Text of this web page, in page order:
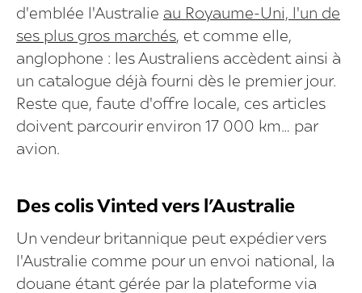
d'emblée l'Australie au Royaume-Uni, l'un de
ses plus gros marchés, et comme elle,
anglophone : les Australiens accèdent ainsi à
un catalogue déjà fourni dès le premier jour.
Reste que, faute d'offre locale, ces articles
doivent parcourir environ 17 000 km… par
avion.
Des colis Vinted vers l’Australie
Un vendeur britannique peut expédier vers
l'Australie comme pour un envoi national, la
douane étant gérée par la plateforme via